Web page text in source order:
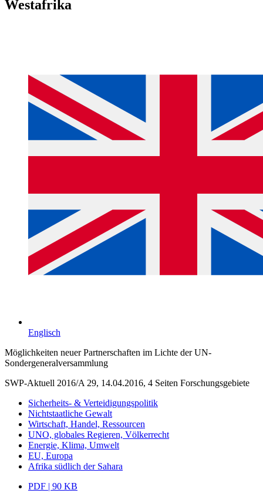
Westafrika
Englisch
Möglichkeiten neuer Partnerschaften im Lichte der UN-
Sondergeneralversammlung
SWP-Aktuell 2016/A 29, 14.04.2016, 4 Seiten Forschungsgebiete
Sicherheits- & Verteidigungspolitik
Nichtstaatliche Gewalt
Wirtschaft, Handel, Ressourcen
UNO, globales Regieren, Völkerrecht
Energie, Klima, Umwelt
EU, Europa
Afrika südlich der Sahara
PDF | 90 KB